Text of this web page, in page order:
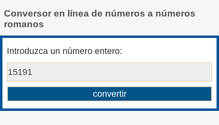
Conversor en línea de números a números
romanos
Introduzca un número entero: